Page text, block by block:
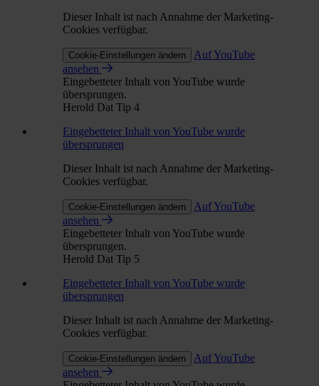
Dieser Inhalt ist nach Annahme der Marketing-
Cookies verfügbar.
Cookie-Einstellungen ändern
Auf YouTube
ansehen
Eingebetteter Inhalt von YouTube wurde
übersprungen.
Herold Dat Tip 4
Eingebetteter Inhalt von YouTube wurde
übersprungen
Dieser Inhalt ist nach Annahme der Marketing-
Cookies verfügbar.
Cookie-Einstellungen ändern
Auf YouTube
ansehen
Eingebetteter Inhalt von YouTube wurde
übersprungen.
Herold Dat Tip 5
Eingebetteter Inhalt von YouTube wurde
übersprungen
Dieser Inhalt ist nach Annahme der Marketing-
Cookies verfügbar.
Cookie-Einstellungen ändern
Auf YouTube
ansehen